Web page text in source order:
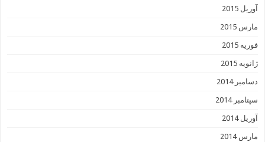
آوریل 2015
مارس 2015
فوریه 2015
ژانویه 2015
دسامبر 2014
سپتامبر 2014
آوریل 2014
مارس 2014